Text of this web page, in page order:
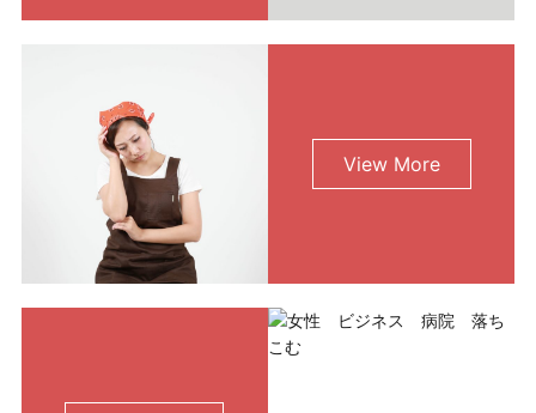
View More